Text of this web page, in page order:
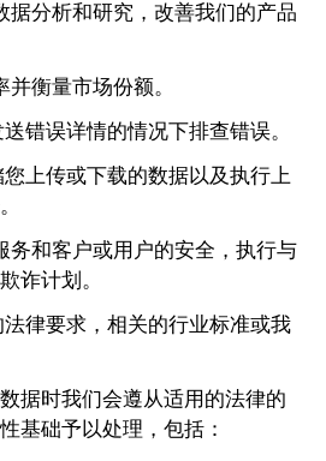
据分析和研究，改善我们的产品
衡量市场份额。
错误详情的情况下排查错误。
上传或下载的数据以及执行上
务和客户或用户的安全，执行与
诈计划。
律要求，相关的行业标准或我
据时我们会遵从适用的法律的
基础予以处理，包括：